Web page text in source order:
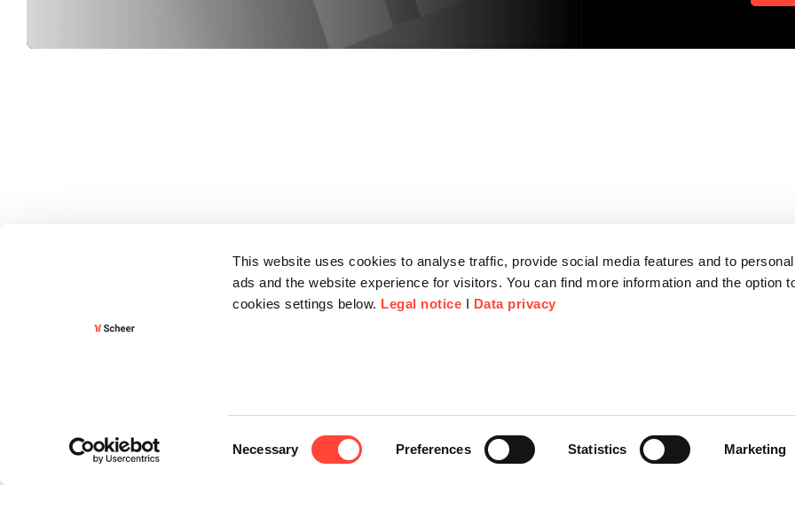
This website uses cookies to analyse traffic, provide social media features and to
ads and the website experience for visitors. You can find more information and the option
cookies settings below. Legal notice I Data privacy
Necessary Preferences Statistics Marketing